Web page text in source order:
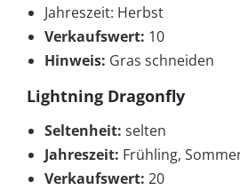
Jahreszeit: Herbst
Verkaufswert: 10
Hinweis: Gras schneiden
Lightning Dragonfly
Seltenheit: selten
Jahreszeit: Frühling,
Verkaufswert: 20